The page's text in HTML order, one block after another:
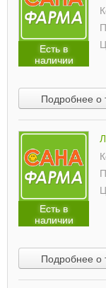
Есть в
наличии
Подробнее о
Есть в
наличии
Подробнее о